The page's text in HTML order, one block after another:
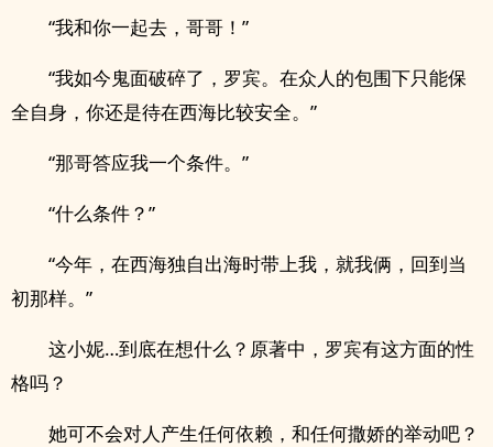
“我和你一起去，哥哥！”
“我如今鬼面破碎了，罗宾。在众人的包围下只能保
全自身，你还是待在西海比较安全。”
“那哥答应我一个条件。”
“什么条件？”
“今年，在西海独自出海时带上我，就我俩，回到当
初那样。”
这小妮…到底在想什么？原著中，罗宾有这方面的性
格吗？
她可不会对人产生任何依赖，和任何撒娇的举动吧？